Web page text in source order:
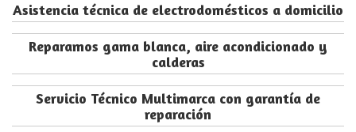
Asistencia técnica de electrodomésticos a domicilio
Reparamos gama blanca, aire acondicionado y
calderas
Servicio Técnico Multimarca con garantía de
reparación